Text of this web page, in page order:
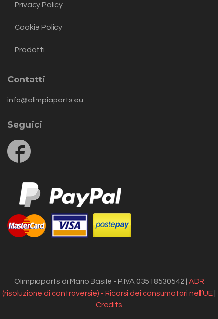
Privacy Policy
Cookie Policy
Prodotti
Contatti
info@olimpiaparts.eu
Seguici
us
Olimpiaparts di Mario Basile - P.IVA 03518530542 | ADR
(risoluzione di controversie) - Ricorsi dei consumatori nell’UE
Credits